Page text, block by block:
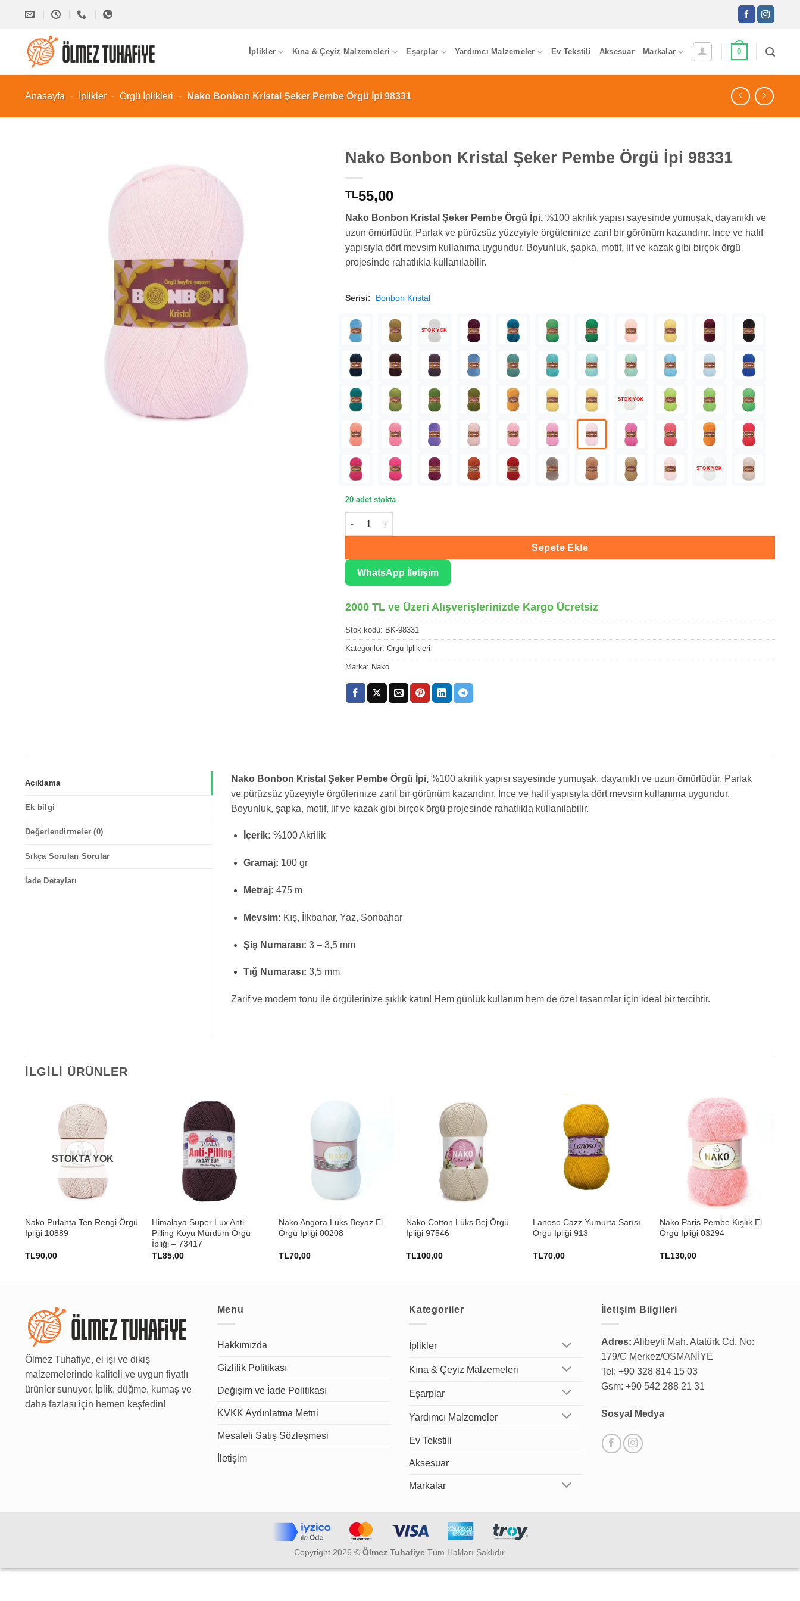
İplikler Kına & Çeyiz Malzemeleri Eşarplar Yardımcı Malzemeler Ev Tekstili Aksesuar Markalar 0
Anasayfa - İplikler - Örgü İplikleri - Nako Bonbon Kristal Şeker Pembe Örgü İpi 98331
Nako Bonbon Kristal Şeker Pembe Örgü İpi 98331
TL55,00
Nako Bonbon Kristal Şeker Pembe Örgü İpi,%100 akrilik yapısı sayesinde yumuşak, dayanıklı ve
uzun ömürlüdür. Parlak ve pürüzsüz yüzeyiyle örgülerinize zarif bir görünüm kazandırır. İnce ve hafif
yapısıyla dört mevsim kullanıma uygundur. Boyunluk, şapka, motif, lif ve kazak gibi birçok örgü
projesinde rahatlıkla kullanılabilir.
Serisi: Bonbon Kristal
STOK YOK
STOK YOK
STOK YOK
20 adet stokta
Nako Bonbon Kristal Şeker Pembe Örgü İpi 98331 adet
Sepete Ekle
WhatsApp İletişim
2000 TL ve Üzeri Alışverişlerinizde Kargo Ücretsiz
Stok kodu: BK-98331
Kategoriler: Örgü İplikleri
Marka: Nako
Açıklama
Ek bilgi
Değerlendirmeler (0)
Sıkça Sorulan Sorular
İade Detayları
Nako Bonbon Kristal Şeker Pembe Örgü İpi, %100 akrilik yapısı sayesinde yumuşak, dayanıklı ve uzun ömürlüdür. Parlak
ve pürüzsüz yüzeyiyle örgülerinize zarif bir görünüm kazandırır. İnce ve hafif yapısıyla dört mevsim kullanıma uygundur.
Boyunluk, şapka, motif, lif ve kazak gibi birçok örgü projesinde rahatlıkla kullanılabilir.
İçerik: %100 Akrilik
Gramaj: 100 gr
Metraj: 475 m
Mevsim: Kış, İlkbahar, Yaz, Sonbahar
Şiş Numarası: 3 – 3,5 mm
Tığ Numarası: 3,5 mm
Zarif ve modern tonu ile örgülerinize şıklık katın! Hem günlük kullanım hem de özel tasarımlar için ideal bir tercihtir.
İLGILI ÜRÜNLER
STOKTA YOK
Nako Pırlanta Ten Rengi Örgü
İpliği 10889
TL90,00
Himalaya Super Lux Anti
Pilling Koyu Mürdüm Örgü
İpliği – 73417
TL85,00
Nako Angora Lüks Beyaz El
Örgü İpliği 00208
TL70,00
Nako Cotton Lüks Bej Örgü
İpliği 97546
TL100,00
Lanoso Cazz Yumurta Sarısı
Örgü İpliği 913
TL70,00
Nako Paris Pembe Kışlık El
Örgü İpliği 03294
TL130,00
Ölmez Tuhafiye, el işi ve dikiş
malzemelerinde kaliteli ve uygun fiyatlı
ürünler sunuyor. İplik, düğme, kumaş ve
daha fazlası için hemen keşfedin!
Menu
Hakkımızda
Gizlilik Politikası
Değişim ve İade Politikası
KVKK Aydınlatma Metni
Mesafeli Satış Sözleşmesi
İletişim
Kategoriler
İplikler
Kına & Çeyiz Malzemeleri
Eşarplar
Yardımcı Malzemeler
Ev Tekstili
Aksesuar
Markalar
İletişim Bilgileri
Adres: Alibeyli Mah. Atatürk Cd. No:
179/C Merkez/OSMANİYE
Tel: +90 328 814 15 03
Gsm: +90 542 288 21 31
Sosyal Medya
Copyright 2026 © Ölmez TuhafiyeTüm Hakları Saklıdır.